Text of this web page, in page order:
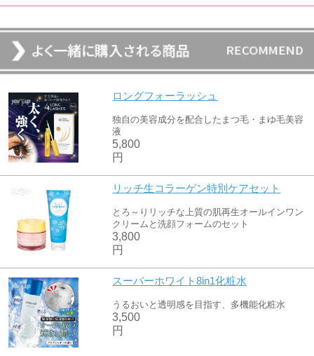
ロングフォーラッシュ
独自の美容成分を配合したまつ毛・まゆ毛美容
液
5,800
円
リッチ生コラーゲン特別ケアセット
とろ～りリッチな上質の肌再生オールインワン
クリームと洗顔フォームのセット
3,800
円
スーパーホワイト8in1化粧水
うるおいと透明感を目指す、多機能化粧水
3,500
円